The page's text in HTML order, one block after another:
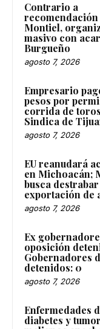
Contrario a
recomendación
Montiel,
masivo con
Burgueño
agosto 7, 2026
Empresario
pesos por
corrida de
Sindica de
agosto 7, 2026
EU reanudará
en Michoacán;
busca destrabar
exportación de
agosto 7, 2026
Ex
oposición
Gobernadores
detenidos: 0
agosto 7, 2026
Enfermedades
diabetes y